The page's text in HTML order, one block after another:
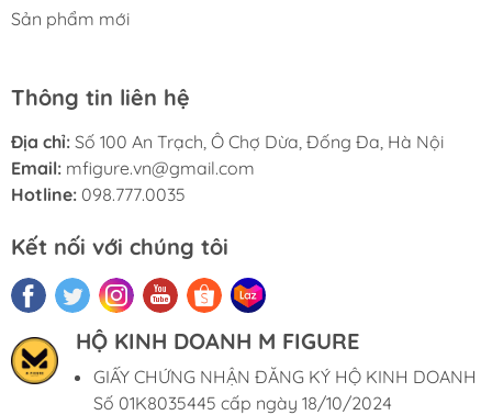
Sản phẩm mới
Thông tin liên hệ
Địa chỉ: Số 100 An Trạch, Ô Chợ Dừa, Đống Đa, Hà Nội
Email: mfigure.vn@gmail.com
Hotline: 098.777.0035
Kết nối với chúng tôi
HỘ KINH DOANH M FIGURE
GIẤY CHỨNG NHẬN ĐĂNG KÝ HỘ KINH DOANH
Số 01K8035445 cấp ngày 18/10/2024